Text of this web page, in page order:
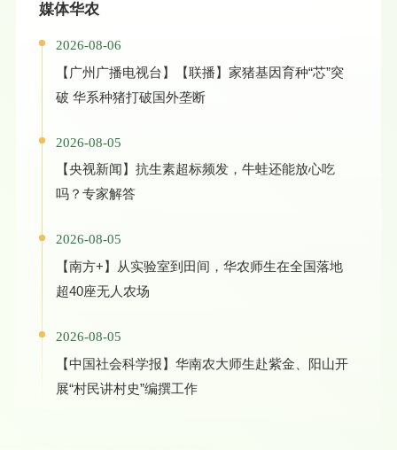
媒体华农
2026-08-06
【广州广播电视台】【联播】家猪基因育种“芯”突
破 华系种猪打破国外垄断
2026-08-05
【央视新闻】抗生素超标频发，牛蛙还能放心吃
吗？专家解答
2026-08-05
【南方+】从实验室到田间，华农师生在全国落地
超40座无人农场
2026-08-05
【中国社会科学报】华南农大师生赴紫金、阳山开
展“村民讲村史”编撰工作